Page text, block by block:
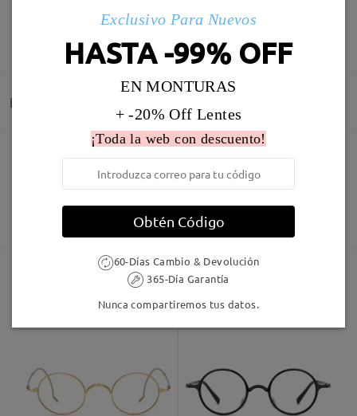
Todo correcto
Juan de Dios onMar 20 , 2026
Leer todos los
comentarios
Deje su comentario
MOSTRAR MÁS
Entrega
Pedido realizado
Fabricación
detalles
Llegado
60 días de garantía de devolución y cambio
Descubrir Más
Marcos Similares
Exclusivo Para Nuevos
HASTA -99% OFF
EN MONTURAS
+ -20% Off Lentes
¡Toda la web con descuento!
Obtén Código
60-Días Cambio & Devolución
365-Día Garantía
Nunca compartiremos tus datos.